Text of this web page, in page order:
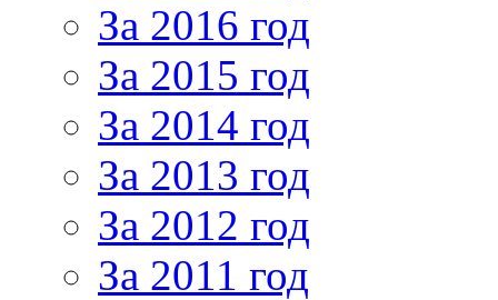
За 2016 год
За 2015 год
За 2014 год
За 2013 год
За 2012 год
За 2011 год